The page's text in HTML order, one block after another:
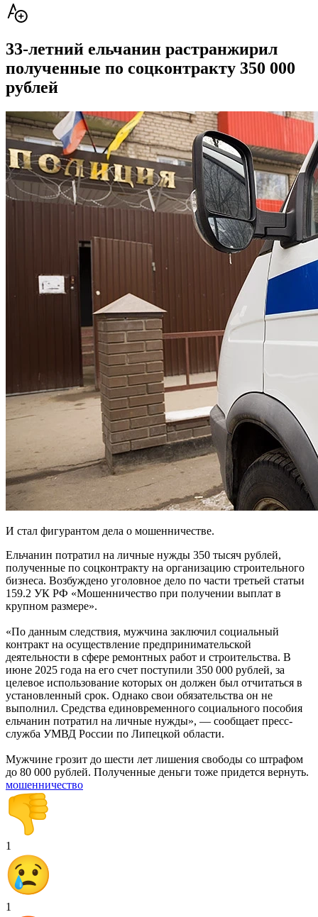
33-летний ельчанин растранжирил
полученные по соцконтракту 350 000
рублей
И стал фигурантом дела о мошенничестве.
Ельчанин потратил на личные нужды 350 тысяч рублей,
полученные по соцконтракту на организацию строительного
бизнеса. Возбуждено уголовное дело по части третьей статьи
159.2 УК РФ «Мошенничество при получении выплат в
крупном размере».
«По данным следствия, мужчина заключил социальный
контракт на осуществление предпринимательской
деятельности в сфере ремонтных работ и строительства. В
июне 2025 года на его счет поступили 350 000 рублей, за
целевое использование которых он должен был отчитаться в
установленный срок. Однако свои обязательства он не
выполнил. Средства единовременного социального пособия
ельчанин потратил на личные нужды», — сообщает пресс-
служба УМВД России по Липецкой области.
Мужчине грозит до шести лет лишения свободы со штрафом
до 80 000 рублей. Полученные деньги тоже придется вернуть.
мошенничество
1
1